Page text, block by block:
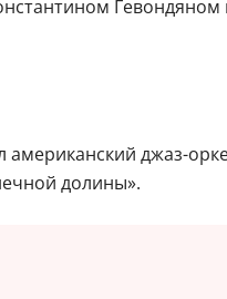
джаз-
долины».